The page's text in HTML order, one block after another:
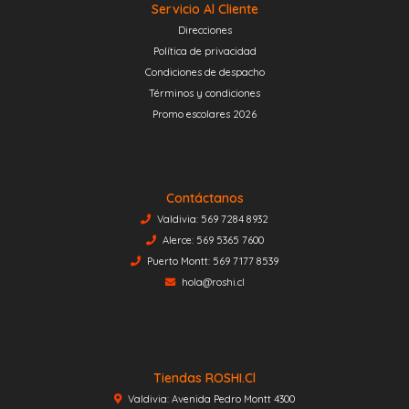
Servicio Al Cliente
Direcciones
Política de privacidad
Condiciones de despacho
Términos y condiciones
Promo escolares 2026
Contáctanos
Valdivia: 569 7284 8932
Alerce: 569 5365 7600
Puerto Montt: 569 7177 8539
hola@roshi.cl
Tiendas ROSHI.cl
Valdivia: Avenida Pedro Montt 4300